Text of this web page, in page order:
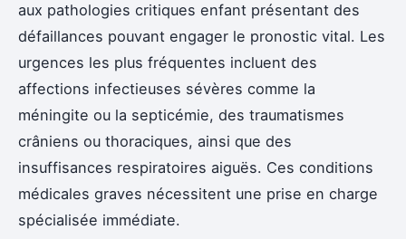
aux pathologies critiques enfant présentant des
défaillances pouvant engager le pronostic vital. Les
urgences les plus fréquentes incluent des
affections infectieuses sévères comme la
méningite ou la septicémie, des traumatismes
crâniens ou thoraciques, ainsi que des
insuffisances respiratoires aiguës. Ces conditions
médicales graves nécessitent une prise en charge
spécialisée immédiate.